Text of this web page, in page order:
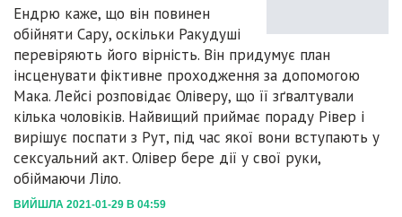
Ендрю каже, що він повинен
обійняти Сару, оскільки Ракудуші
перевіряють його вірність. Він придумує план
інсценувати фіктивне проходження за допомогою
Мака. Лейсі розповідає Оліверу, що її зґвалтували
кілька чоловіків. Найвищий приймає пораду Рівер і
вирішує поспати з Рут, під час якої вони вступають у
сексуальний акт. Олівер бере дії у свої руки,
обіймаючи Ліло.
ВИЙШЛА 2021-01-29 В 04:59